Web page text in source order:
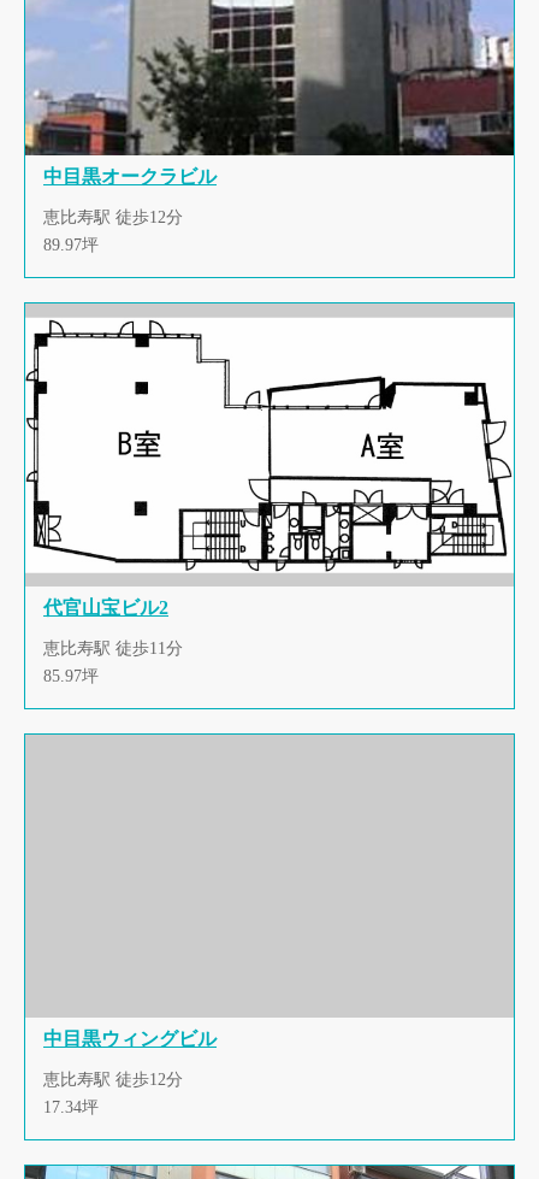
中目黒オークラビル
恵比寿駅 徒歩12分
89.97坪
代官山宝ビル2
恵比寿駅 徒歩11分
85.97坪
中目黒ウィングビル
恵比寿駅 徒歩12分
17.34坪